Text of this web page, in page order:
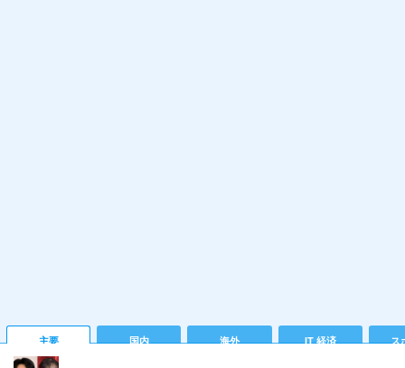
主要 国内 海外 IT 経済 ス